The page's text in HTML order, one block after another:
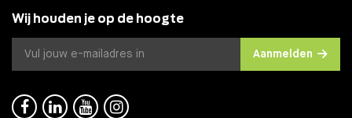
Wij houden je op de hoogte
Aanmelden
   